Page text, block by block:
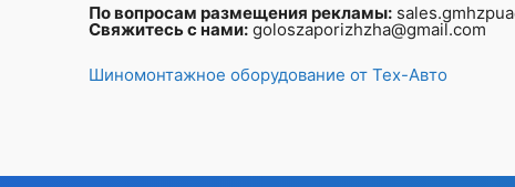
По вопросам размещения рекламы:
Свяжитесь с нами: goloszaporizhzha@gmail.com
Шиномонтажное оборудование от Тех-Авто